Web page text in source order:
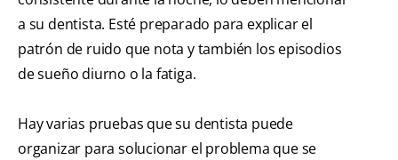
a su dentista. Esté preparado para explicar el
patrón de ruido que nota y también los episodios
de sueño diurno o la fatiga.
Hay varias pruebas que su dentista puede
organizar para solucionar el problema que se